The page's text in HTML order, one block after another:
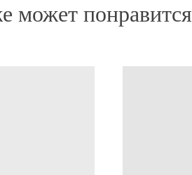
может понравится